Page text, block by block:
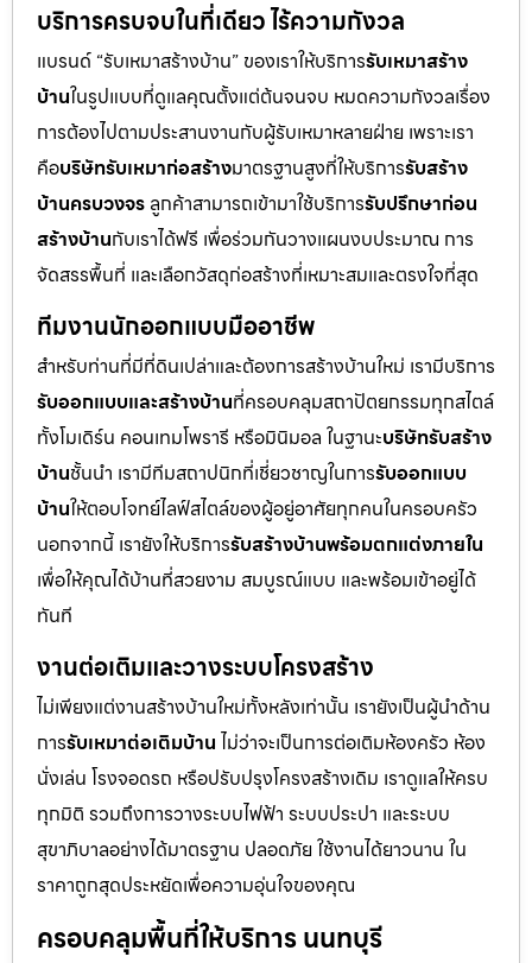
บริการครบจบในที่เดียว ไร้ความกังวล
แบรนด์ “รับเหมาสร้างบ้าน” ของเราให้บริการรับเหมาสร้าง
บ้านในรูปแบบที่ดูแลคุณตั้งแต่ต้นจนจบ หมดความกังวลเรื่อง
การต้องไปตามประสานงานกับผู้รับเหมาหลายฝ่าย เพราะเรา
คือบริษัทรับเหมาก่อสร้างมาตรฐานสูงที่ให้บริการรับสร้าง
บ้านครบวงจร ลูกค้าสามารถเข้ามาใช้บริการรับปรึกษาก่อน
สร้างบ้านกับเราได้ฟรี เพื่อร่วมกันวางแผนงบประมาณ การ
จัดสรรพื้นที่ และเลือกวัสดุก่อสร้างที่เหมาะสมและตรงใจที่สุด
ทีมงานนักออกแบบมืออาชีพ
สำหรับท่านที่มีที่ดินเปล่าและต้องการสร้างบ้านใหม่ เรามีบริการ
รับออกแบบและสร้างบ้านที่ครอบคลุมสถาปัตยกรรมทุกสไตล์
ทั้งโมเดิร์น คอนเทมโพรารี หรือมินิมอล ในฐานะบริษัทรับสร้าง
บ้านชั้นนำ เรามีทีมสถาปนิกที่เชี่ยวชาญในการรับออกแบบ
บ้านให้ตอบโจทย์ไลฟ์สไตล์ของผู้อยู่อาศัยทุกคนในครอบครัว
นอกจากนี้ เรายังให้บริการรับสร้างบ้านพร้อมตกแต่งภายใน
เพื่อให้คุณได้บ้านที่สวยงาม สมบูรณ์แบบ และพร้อมเข้าอยู่ได้
ทันที
งานต่อเติมและวางระบบโครงสร้าง
ไม่เพียงแต่งานสร้างบ้านใหม่ทั้งหลังเท่านั้น เรายังเป็นผู้นำด้าน
การรับเหมาต่อเติมบ้าน ไม่ว่าจะเป็นการต่อเติมห้องครัว ห้อง
นั่งเล่น โรงจอดรถ หรือปรับปรุงโครงสร้างเดิม เราดูแลให้ครบ
ทุกมิติ รวมถึงการวางระบบไฟฟ้า ระบบประปา และระบบ
สุขาภิบาลอย่างได้มาตรฐาน ปลอดภัย ใช้งานได้ยาวนาน ใน
ราคาถูกสุดประหยัดเพื่อความอุ่นใจของคุณ
ครอบคลุมพื้นที่ให้บริการ นนทบุรี